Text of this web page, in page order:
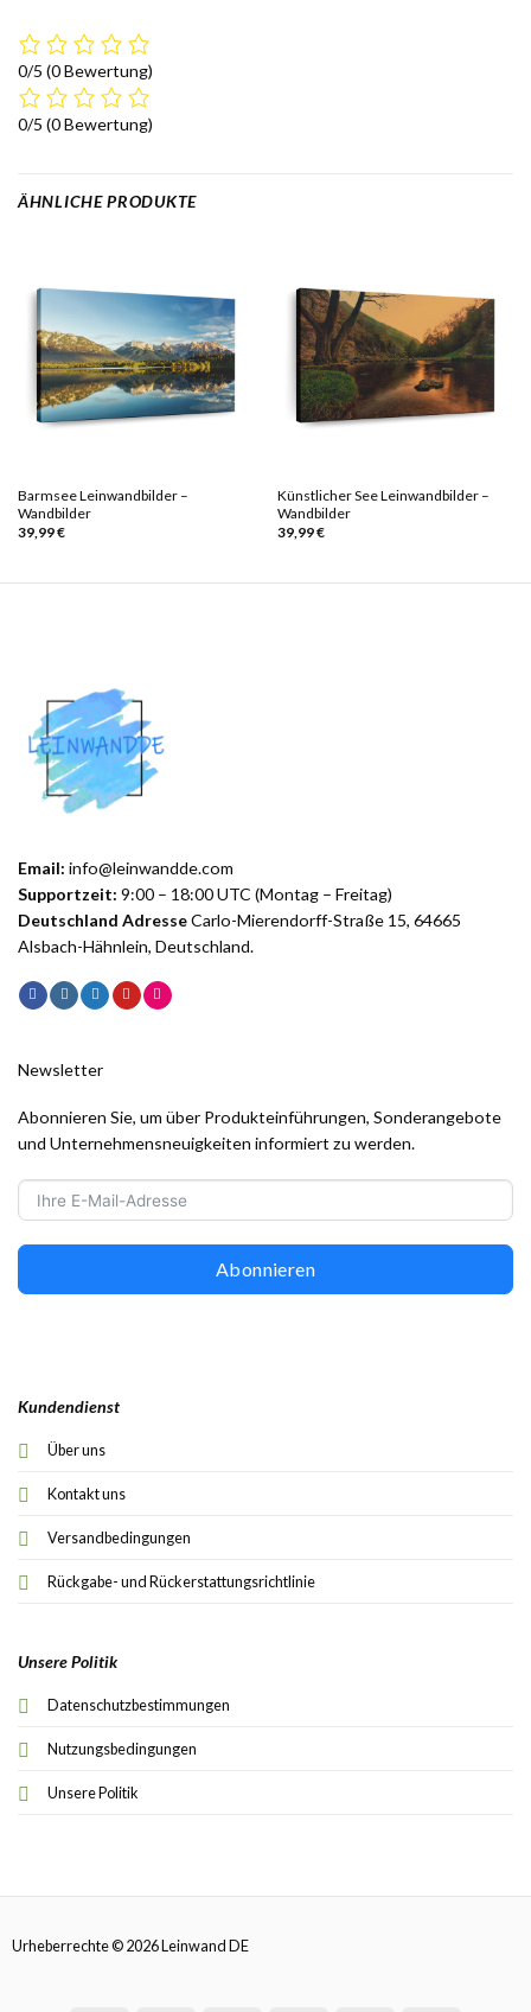
0/5 (0 Bewertung)
0/5 (0 Bewertung)
ÄHNLICHE PRODUKTE
Barmsee Leinwandbilder –
Wandbilder
39,99€
Künstlicher See Leinwandbilder –
Wandbilder
39,99€
Email: info@leinwandde.com
Supportzeit: 9:00 – 18:00 UTC (Montag – Freitag)
Deutschland AdresseCarlo-Mierendorff-Straße 15, 64665
Alsbach-Hähnlein, Deutschland.
Kundendienst
Über uns
Kontakt uns
Versandbedingungen
Rückgabe- und Rückerstattungsrichtlinie
Unsere Politik
Datenschutzbestimmungen
Nutzungsbedingungen
Unsere Politik
Newsletter
Abonnieren Sie, um über Produkteinführungen, Sonderangebote
und Unternehmensneuigkeiten informiert zu werden.
Abonnieren
Urheberrechte © 2026 Leinwand DE